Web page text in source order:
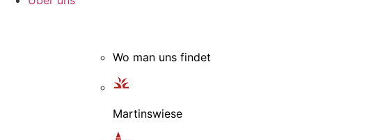
Wo man uns findet
Martinswiese